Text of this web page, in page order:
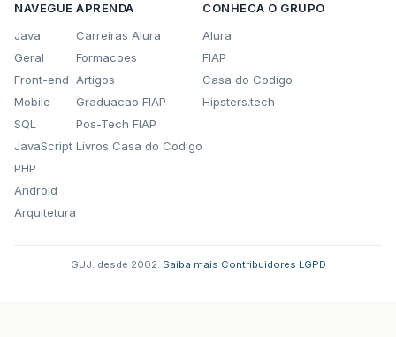
NAVEGUE
Java
Geral
Front-end
Mobile
SQL
JavaScript
PHP
Android
Arquitetura
APRENDA
Carreiras Alura
Formacoes
Artigos
Graduacao FIAP
Pos-Tech FIAP
Livros Casa do Codigo
CONHECA O GRUPO
Alura
FIAP
Casa do Codigo
Hipsters.tech
GUJ: desde 2002. Saiba mais Contribuidores LGPD